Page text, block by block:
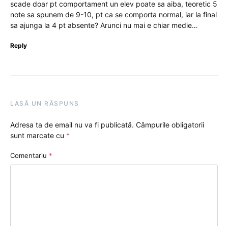
scade doar pt comportament un elev poate sa aiba, teoretic 5
note sa spunem de 9-10, pt ca se comporta normal, iar la final
sa ajunga la 4 pt absente? Arunci nu mai e chiar medie…
Reply
LASĂ UN RĂSPUNS
Adresa ta de email nu va fi publicată. Câmpurile obligatorii
sunt marcate cu *
Comentariu *